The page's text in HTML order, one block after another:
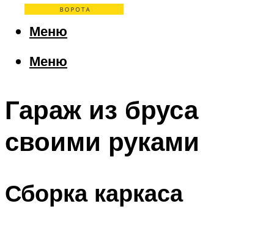
Меню
Меню
Гараж из бруса
своими руками
Сборка каркаса